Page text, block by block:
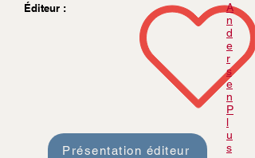
Éditeur :
A
n
d
e
r
s
e
n
P
l
u
s
Présentation éditeur